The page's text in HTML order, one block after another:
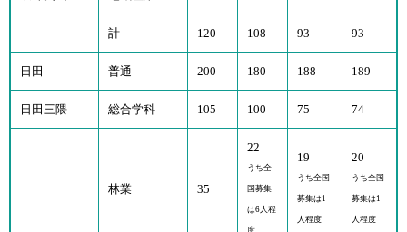
計 120 108 93 93
日田 普通 200 180 188 189
日田三隈 総合学科 105 100 75 74
林業 35
22
うち全
国募集
は6人程
度
19
うち全国
募集は1
人程度
20
うち全国
募集は1
人程度